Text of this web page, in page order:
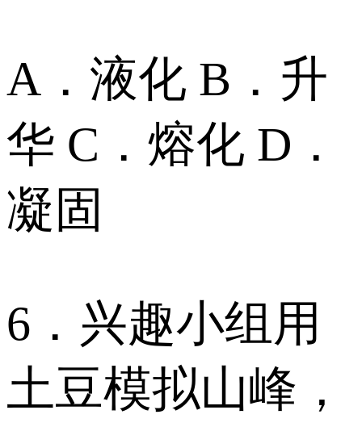
A．液化 B．升
华 C．熔化 D．
凝固
6．兴趣小组用
土豆模拟山峰，